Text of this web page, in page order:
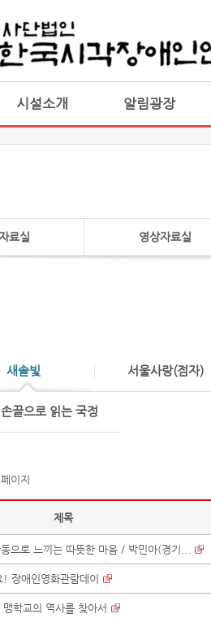
시설소개 알림광장
료실 영상자료실
새솔빛 서울사랑(점자)
손끝으로 읽는 국정
이지
제목
으로 느끼는 따뜻한 마음 / 박민아(경기...
장애인영화관람데이
학교의 역사를 찾아서